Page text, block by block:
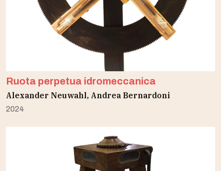
Ruota perpetua idromeccanica
Alexander Neuwahl, Andrea Bernardoni
2024